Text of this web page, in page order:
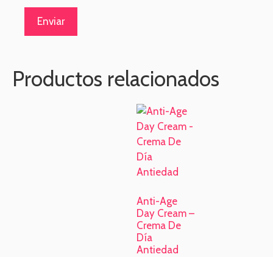
Productos relacionados
Anti-Age
Day Cream –
Crema De
Día
Antiedad